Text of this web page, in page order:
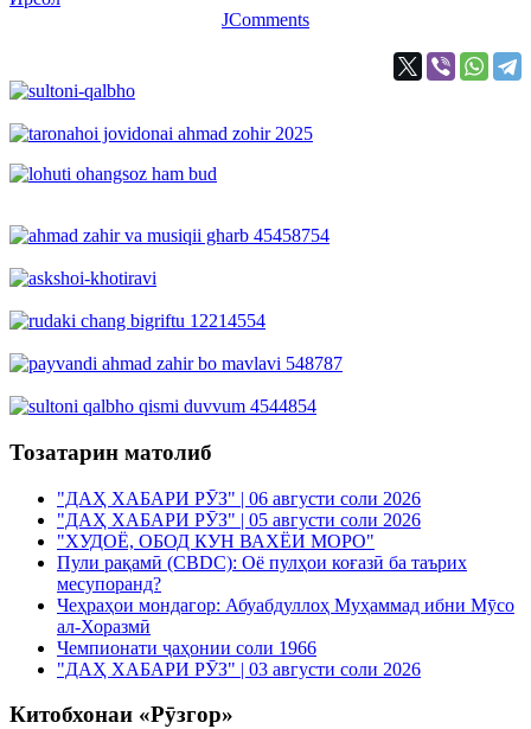
JComments
Тозатарин матолиб
"ДАҲ ХАБАРИ РӮЗ" | 06 августи соли 2026
"ДАҲ ХАБАРИ РӮЗ" | 05 августи соли 2026
"ХУДОЁ, ОБОД КУН ВАХЁИ МОРО"
Пули рақамӣ (CBDC): Оё пулҳои коғазӣ ба таърих
месупоранд?
Чеҳраҳои мондагор: Абуабдуллоҳ Муҳаммад ибни Мӯсо
ал-Хоразмӣ
Чемпионати ҷаҳонии соли 1966
"ДАҲ ХАБАРИ РӮЗ" | 03 августи соли 2026
Китобхонаи «Рӯзгор»